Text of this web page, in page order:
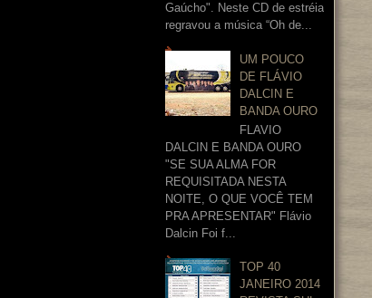
Gaúcho". Neste CD de estréia
regravou a música “Oh de...
UM POUCO
DE FLÁVIO
DALCIN E
BANDA OURO
FLAVIO
DALCIN E BANDA OURO
"SE SUA ALMA FOR
REQUISITADA NESTA
NOITE, O QUE VOCÊ TEM
PRA APRESENTAR" Flávio
Dalcin Foi f...
TOP 40
JANEIRO 2014